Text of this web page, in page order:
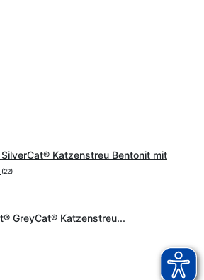
Katzenstreu Bentonit mit
(22)